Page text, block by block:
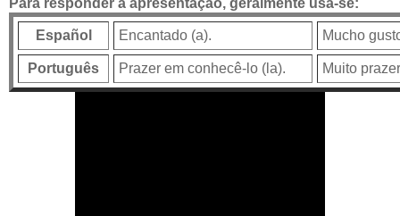
Para responder a apresentação, geralmente usa-se:
Español Encantado (a). Mucho
Português Prazer em conhecê-lo (la). Muito